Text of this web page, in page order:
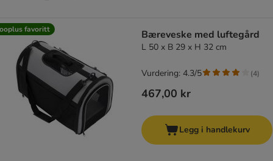
favoritt Bæreveske med luftegård
L 50 x B 29 x H 32 cm
467,00 kr
Vurdering: 4.3/5 (4)
Legg i handlekurv